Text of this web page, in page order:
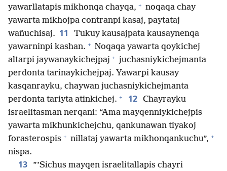
yawarllatapis mikhonqa chayqa, + noqaqa chay
yawarta mikhojpa contranpi kasaj, paytataj
wañuchisaj. 11
Tukuy kausajpata kausaynenqa
yawarninpi kashan. + Noqaqa yawarta qoykichej
altarpi jaywanaykichejpaj + juchasniykichejmanta
perdonta tarinaykichejpaj. Yawarpi kausay
kasqanrayku, chaywan juchasniykichejmanta
perdonta tariyta atinkichej. + 12 Chayrayku
israelitasman nerqani: “Ama mayqenniykichejpis
yawarta mikhunkichejchu, qankunawan tiyakoj
forasterospis + nillataj yawarta mikhonqankuchu”, +
nispa.
13
”’Sichus mayqen israelitallapis chayri